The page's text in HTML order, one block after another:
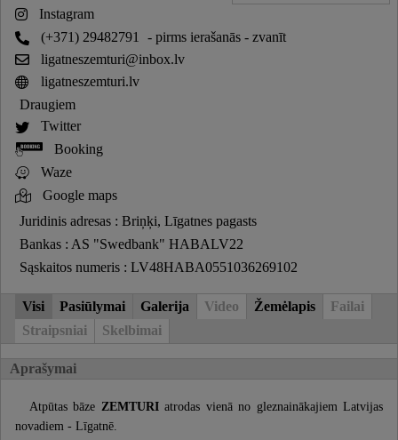
Instagram
(+371) 29482791
- pirms ierašanās - zvanīt
ligatneszemturi@inbox.lv
ligatneszemturi.lv
Draugiem
Twitter
Booking
Waze
Google maps
Juridinis adresas : Briņķi, Līgatnes pagasts
Bankas : AS "Swedbank" HABALV22
Sąskaitos numeris : LV48HABA0551036269102
Visi Pasiūlymai Galerija Video Žemėlapis
Failai
Straipsniai
Skelbimai
Aprašymai
Atpūtas bāze ZEMTURIatrodas vienā no gleznainākajiem Latvijas
novadiem - Līgatnē.